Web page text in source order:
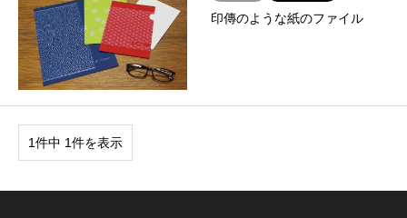
印傳のような紙のファイル
1件中 1件を表示